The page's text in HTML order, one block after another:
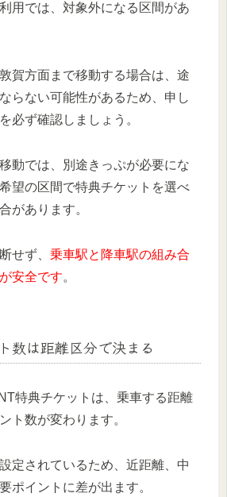
用では、対象外になる区間があ
賀方面まで移動する場合は、途
らない可能性があるため、申し
必ず確認しましょう。
動では、別途きっぷが必要にな
望の区間で特典チケットを選べ
があります。
せず、 乗車駅と降車駅の組み合
安全です。
数は距離区分で決まる
特典チケットは、乗車する距離
ト数が変わります。
定されているため、近距離、中
ポイントに差が出ます。